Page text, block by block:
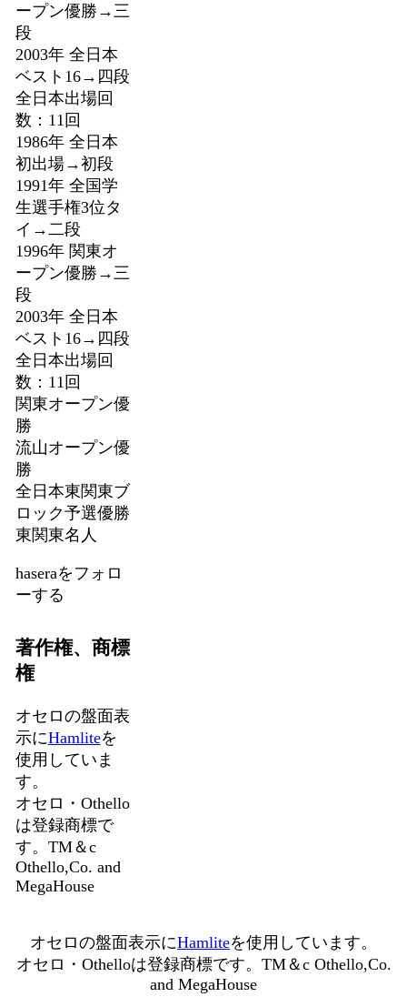
ープン優勝→三
段
2003年 全日本
ベスト16→四段
全日本出場回
数：11回
1986年 全日本
初出場→初段
1991年 全国学
生選手権3位タ
イ→二段
1996年 関東オ
ープン優勝→三
段
2003年 全日本
ベスト16→四段
全日本出場回
数：11回
関東オープン優
勝
流山オープン優
勝
全日本東関東ブ
ロック予選優勝
東関東名人
haseraをフォロ
ーする
著作権、商標
権
オセロの盤面表
示にHamliteを
使用していま
す。
オセロ・Othello
は登録商標で
す。TM＆c
Othello,Co. and
MegaHouse
オセロの盤面表示にHamliteを使用しています。
オセロ・Othelloは登録商標です。TM＆c Othello,Co.
and MegaHouse